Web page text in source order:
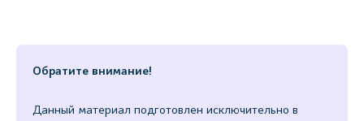
Обратите внимание!
Данный материал подготовлен исключительно в